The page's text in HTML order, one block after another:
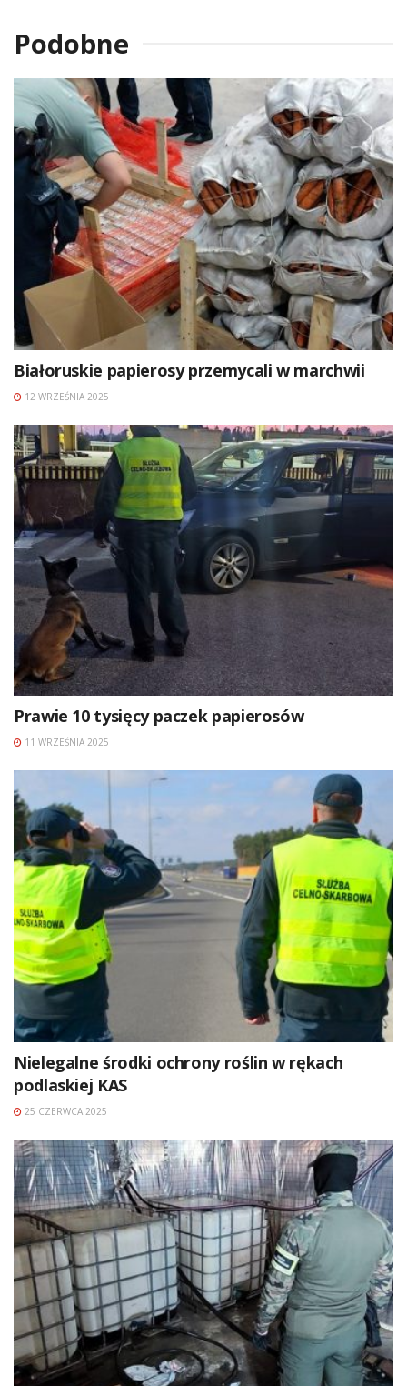
Podobne
Białoruskie papierosy przemycali w marchwii
12 WRZEŚNIA 2025
Prawie 10 tysięcy paczek papierosów
11 WRZEŚNIA 2025
Nielegalne środki ochrony roślin w rękach
podlaskiej KAS
25 CZERWCA 2025